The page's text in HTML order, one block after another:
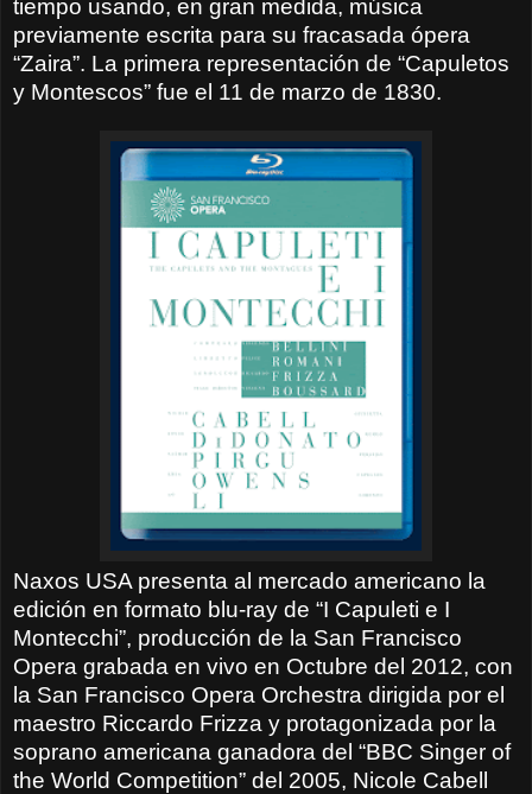
tiempo usando, en gran medida, música
previamente escrita para su fracasada ópera
“Zaira”. La primera representación de “Capuletos
y Montescos” fue el 11 de marzo de 1830.
Naxos USA presenta al mercado americano la
edición en formato blu-ray de “I Capuleti e I
Montecchi”, producción de la San Francisco
Opera grabada en vivo en Octubre del 2012, con
la San Francisco Opera Orchestra dirigida por el
maestro Riccardo Frizza y protagonizada por la
soprano americana ganadora del “BBC Singer of
the World Competition” del 2005, Nicole Cabell